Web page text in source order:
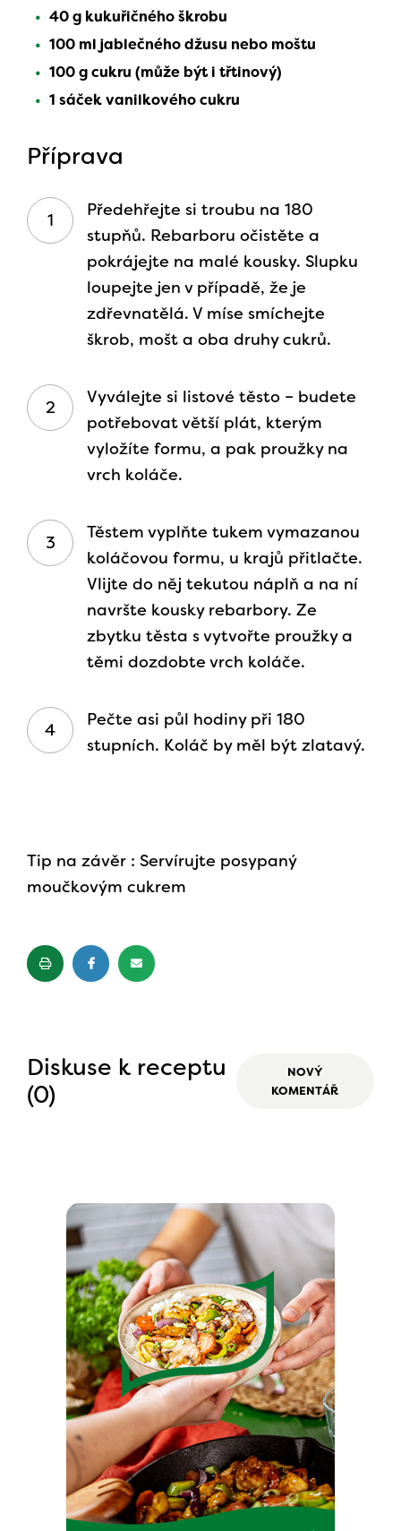
40 g kukuřičného škrobu
100 ml jablečného džusu nebo moštu
100 g cukru (může být i třtinový)
1 sáček vanilkového cukru
Příprava
Předehřejte si troubu na 180
stupňů. Rebarboru očistěte a
pokrájejte na malé kousky. Slupku
loupejte jen v případě, že je
zdřevnatělá. V míse smíchejte
škrob, mošt a oba druhy cukrů.
Vyválejte si listové těsto – budete
potřebovat větší plát, kterým
vyložíte formu, a pak proužky na
vrch koláče.
Těstem vyplňte tukem vymazanou
koláčovou formu, u krajů přitlačte.
Vlijte do něj tekutou náplň a na ní
navršte kousky rebarbory. Ze
zbytku těsta s vytvořte proužky a
těmi dozdobte vrch koláče.
Pečte asi půl hodiny při 180
stupních. Koláč by měl být zlatavý.
Tip na závěr : Servírujte posypaný
moučkovým cukrem
Diskuse k receptu
(0)
NOVÝ
KOMENTÁŘ